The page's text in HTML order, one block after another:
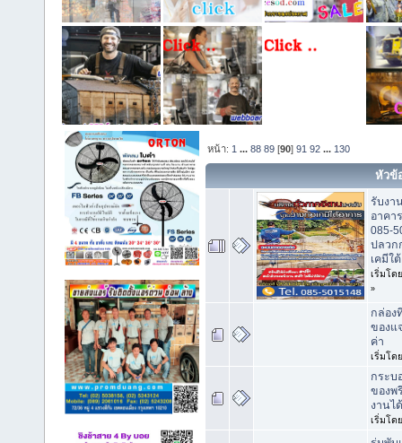
หน้า: 1 ...88 89 [90]91 92 ... 130
หัวข้
รับงา
อาคา
085-
ปลวก
เคมีใ
เริ่มโด
»
กล่อง
ของแ
ค่า
เริ่มโด
กระบ
ของพ
งานไ
เริ่มโด